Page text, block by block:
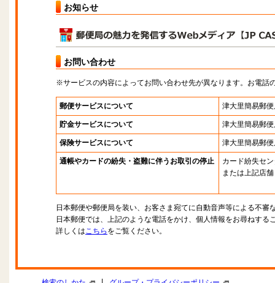
お知らせ
お問い合わせ
※サービスの内容によってお問い合わせ先が異なります。お電話
郵便サービスについて 津大里簡易郵
貯金サービスについて 津大里簡易郵
保険サービスについて 津大里簡易郵
通帳やカードの紛失・盗難に伴うお取引の停止
カード紛失セ
または上記店舗
日本郵便や郵便局を装い、お客さま宛てに自動音声等による不審
日本郵便では、上記のような電話をかけ、個人情報をお尋ねする
詳しくはこちら をご覧ください。